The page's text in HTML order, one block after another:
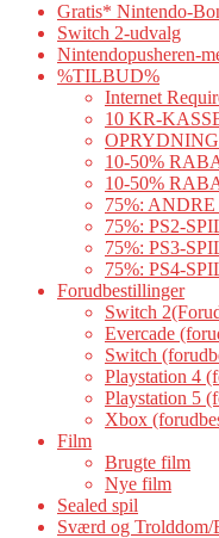
Gratis* Nintendo-
Switch 2-udvalg
Nintendopusheren-
%TILBUD%
Internet
10 KR-
10-50%
10-50%
75%:
75%: PS2-
75%: PS3-
75%: PS4-
Forudbestillinger
Switch
Evercade
Switch
Playstation 4
Playstation 5
Xbox
Film
Brugte film
Nye film
Sealed spil
Sværd og Trolddom/